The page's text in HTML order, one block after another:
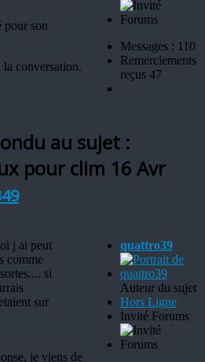
pour son
conversation.
Messages : 110
Remerciements
reçus 47
au sujet :
pour clim 16 Avr
j ai peut
comme
si
sur
je viens de
quattro39
Auteur du sujet
Hors Ligne
Invité Forums